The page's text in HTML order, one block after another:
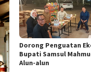
Dorong Penguatan
Bupati Samsul
Alun-alun